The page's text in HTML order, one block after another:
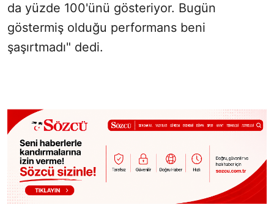
da yüzde 100'ünü gösteriyor. Bugün
göstermiş olduğu performans beni
şaşırtmadı" dedi.